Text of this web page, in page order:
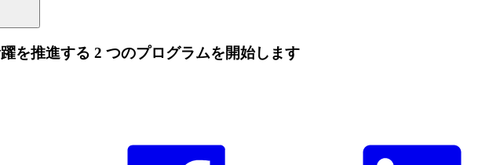
を推進する 2 つのプログラムを開始します